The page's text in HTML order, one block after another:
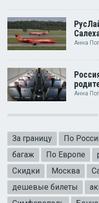
Анна
Анна
За границу По
багаж
По Европе
Скидки
Москва
дешевые билеты